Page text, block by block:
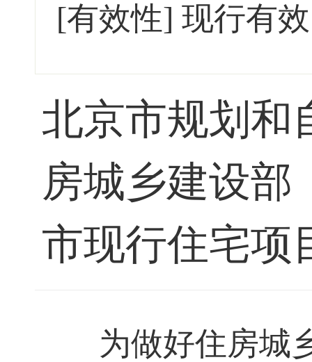
[有效性] 现行有效
北京市规划和
房城乡建设部
市现行住宅项
为做好住房城